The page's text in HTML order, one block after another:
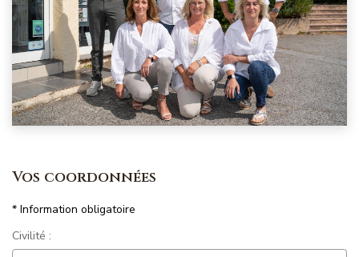
Millésimme Immobilier N°11
Magasine Vendu Boulouris
Magasine Vendu St-Raphaël/Fréjus
CONTACT
Vos coordonnées
* Information obligatoire
Civilité :